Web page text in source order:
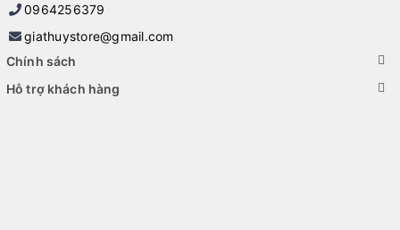
0964256379
giathuystore@gmail.com
Chính sách
Hỗ trợ khách hàng